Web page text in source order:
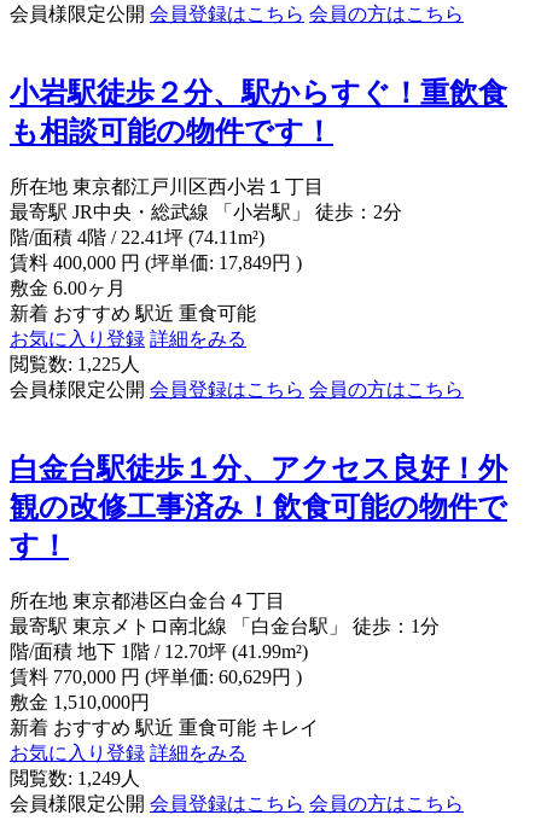
会員様限定公開 会員登録はこちら 会員の方はこちら
小岩駅徒歩２分、駅からすぐ！重飲食
も相談可能の物件です！
所在地 東京都江戸川区西小岩１丁目
最寄駅 JR中央・総武線 「小岩駅」 徒歩：2分
階/面積 4階 / 22.41坪 (74.11m²)
賃料 400,000 円 (坪単価: 17,849円 )
敷金 6.00ヶ月
新着 おすすめ 駅近 重食可能
お気に入り登録 詳細をみる
閲覧数: 1,225人
会員様限定公開 会員登録はこちら 会員の方はこちら
白金台駅徒歩１分、アクセス良好！外
観の改修工事済み！飲食可能の物件で
す！
所在地 東京都港区白金台４丁目
最寄駅 東京メトロ南北線 「白金台駅」 徒歩：1分
階/面積 地下 1階 / 12.70坪 (41.99m²)
賃料 770,000 円 (坪単価: 60,629円 )
敷金 1,510,000円
新着 おすすめ 駅近 重食可能 キレイ
お気に入り登録 詳細をみる
閲覧数: 1,249人
会員様限定公開 会員登録はこちら 会員の方はこちら